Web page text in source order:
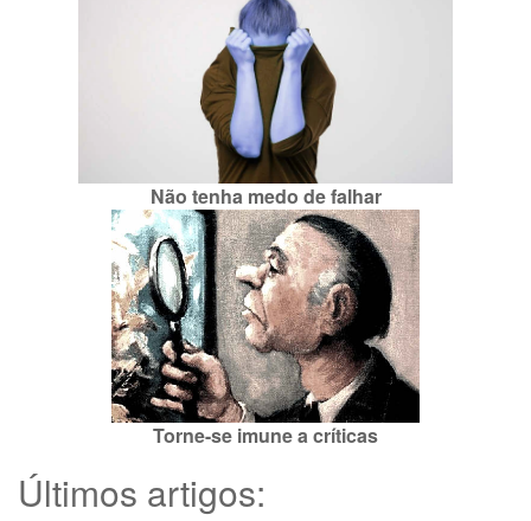
Não tenha medo de falhar
Torne-se imune a críticas
Últimos artigos: